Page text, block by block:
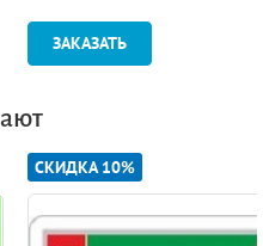
ЗАКАЗАТЬ
СКИДКА 10%